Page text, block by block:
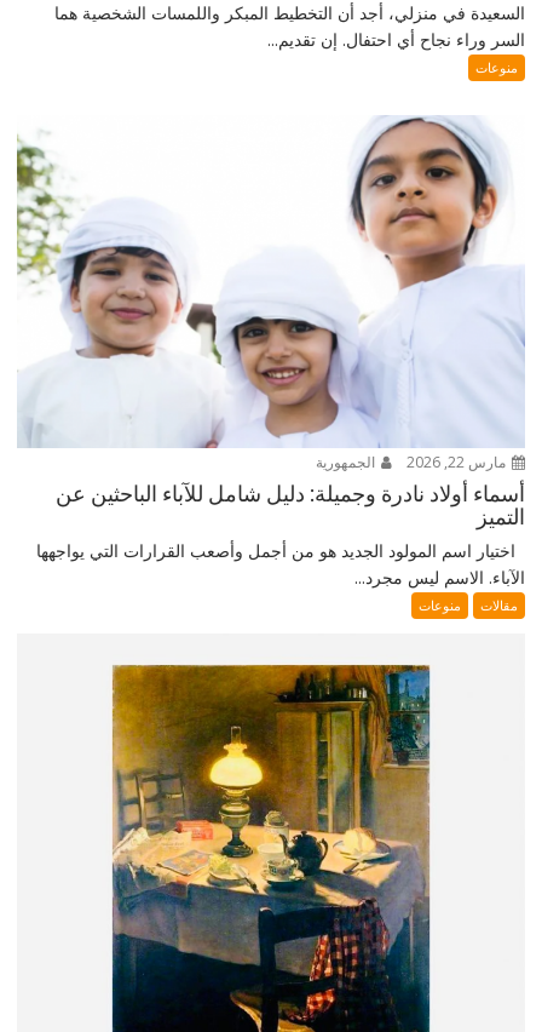
السعيدة في منزلي، أجد أن التخطيط المبكر واللمسات الشخصية هما
السر وراء نجاح أي احتفال. إن تقديم...
منوعات
مارس 22, 2026 الجمهورية
أسماء أولاد نادرة وجميلة: دليل شامل للآباء الباحثين عن
التميز
اختيار اسم المولود الجديد هو من أجمل وأصعب القرارات التي يواجهها
الآباء. الاسم ليس مجرد...
مقالات منوعات